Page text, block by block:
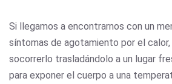
Si llegamos a encontrarnos con un
síntomas de agotamiento por el
socorrerlo trasladándolo a un lugar
para exponer el cuerpo a una